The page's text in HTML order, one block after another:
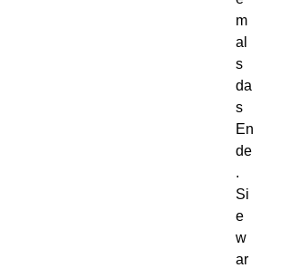
m
al
s
da
s
En
de
.
Si
e
w
ar